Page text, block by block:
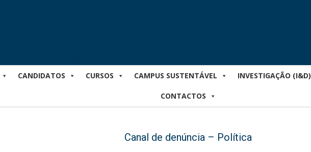
CANDIDATOS CURSOS CAMPUS SUSTENTÁVEL INVESTIGAÇÃO (I&D)
CONTACTOS
Canal de denúncia – Política